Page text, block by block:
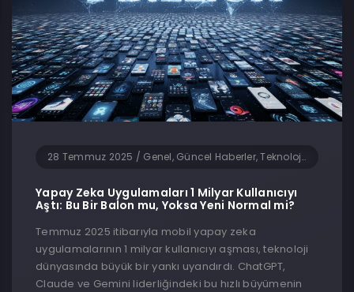
28 Temmuz 2025 / Genel, Güncel Haberler, Teknoloji, Yapay Zeka, Yazılım
Yapay Zeka Uygulamaları 1 Milyar Kullanıcıyı
Aştı: Bu Bir Balon mu, Yoksa Yeni Normal mi?
Temmuz 2025 itibarıyla mobil yapay zeka
uygulamalarının 1 milyar kullanıcıyı aşması, teknoloji
dünyasında büyük bir yankı uyandırdı. ChatGPT,
Claude ve Gemini liderliğindeki bu hızlı büyümenin